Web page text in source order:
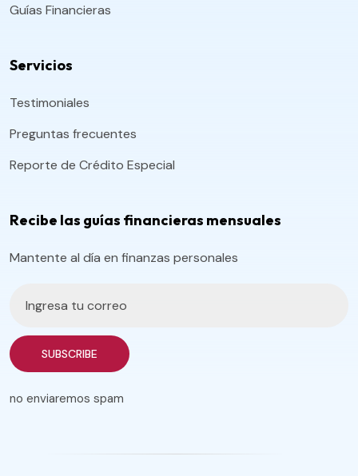
Guías Financieras
Servicios
Testimoniales
Preguntas frecuentes
Reporte de Crédito Especial
Recibe las guías financieras mensuales
Mantente al día en finanzas personales
SUBSCRIBE
no enviaremos spam